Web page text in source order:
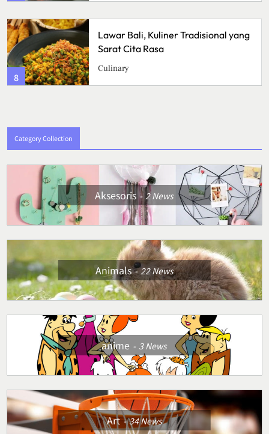
8
Lawar Bali, Kuliner Tradisional yang
Sarat Cita Rasa
Culinary
Category Collection
Aksesoris 2News
Animals 22News
anime 3News
Art 34News